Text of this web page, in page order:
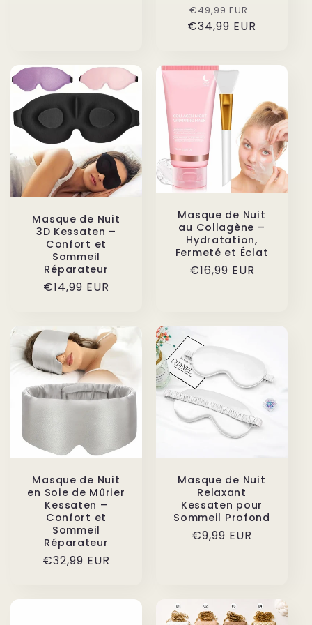
Prix
habituel
€49,99 EUR
€34,99 EUR
Masque de Nuit
3D Kessaten –
Confort et
Sommeil
Réparateur
Prix
€14,99 EUR
Masque de Nuit
au Collagène –
Hydratation,
Fermeté et Éclat
Prix
€16,99 EUR
Masque de Nuit
en Soie de Mûrier
Kessaten –
Confort et
Sommeil
Réparateur
Prix
€32,99 EUR
Masque de Nuit
Relaxant
Kessaten pour
Sommeil Profond
Prix
€9,99 EUR